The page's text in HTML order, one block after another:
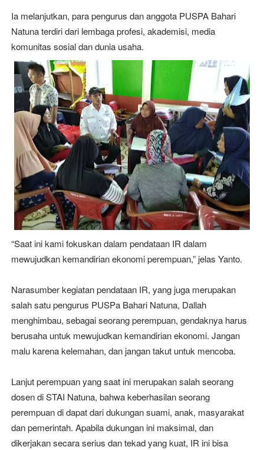
Ia melanjutkan, para pengurus dan anggota PUSPA Bahari
Natuna terdiri dari lembaga profesi, akademisi, media
komunitas sosial dan dunia usaha.
“Saat ini kami fokuskan dalam pendataan IR dalam
mewujudkan kemandirian ekonomi perempuan,” jelas Yanto.
Narasumber kegiatan pendataan IR, yang juga merupakan
salah satu pengurus PUSPa Bahari Natuna, Dallah
menghimbau, sebagai seorang perempuan, gendaknya harus
berusaha untuk mewujudkan kemandirian ekonomi. Jangan
malu karena kelemahan, dan jangan takut untuk mencoba.
Lanjut perempuan yang saat ini merupakan salah seorang
dosen di STAI Natuna, bahwa keberhasilan seorang
perempuan di dapat dari dukungan suami, anak, masyarakat
dan pemerintah. Apabila dukungan ini maksimal, dan
dikerjakan secara serius dan tekad yang kuat, IR ini bisa